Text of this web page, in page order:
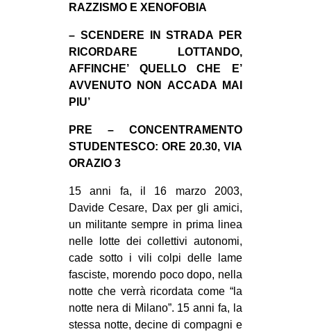
AMBIENTE
ANTIFASCISMO
GENERI
PRECARIATO
CULTURE
ARTE
CINEMA
MANIFESTI
MUSICA
RECENSIONI
RAZZISMO E XENOFOBIA
– SCENDERE IN STRADA PER
RICORDARE LOTTANDO,
AFFINCHE’ QUELLO CHE E’
AVVENUTO NON ACCADA MAI
PIU’
PRE – CONCENTRAMENTO
STUDENTESCO: ORE 20.30, VIA
ORAZIO 3
15 anni fa, il 16 marzo 2003,
Davide Cesare, Dax per gli amici,
un militante sempre in prima linea
nelle lotte dei collettivi autonomi,
cade sotto i vili colpi delle lame
fasciste, morendo poco dopo, nella
notte che verrà ricordata come “la
notte nera di Milano”. 15 anni fa, la
stessa notte, decine di compagni e